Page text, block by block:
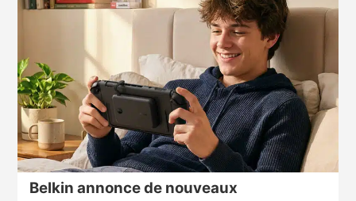
Belkin annonce de nouveaux